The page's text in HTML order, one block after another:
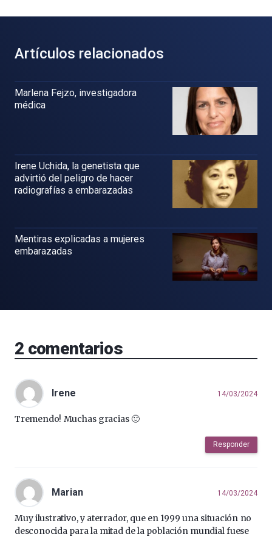
Artículos relacionados
Marlena Fejzo, investigadora
médica
Irene Uchida, la genetista que
advirtió del peligro de hacer
radiografías a embarazadas
Mentiras explicadas a mujeres
embarazadas
2 comentarios
Irene 14/03/2024
Tremendo! Muchas gracias 🙂
Responder
Marian 14/03/2024
Muy ilustrativo, y aterrador, que en 1999 una situación no
desconocida para la mitad de la población mundial fuese